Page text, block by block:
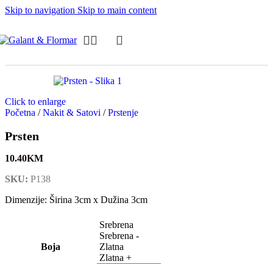
Skip to navigation Skip to main content
Click to enlarge
Početna / Nakit & Satovi / Prstenje
Prsten
10.40KM
SKU: P138
Dimenzije: Širina 3cm x Dužina 3cm
Boja
Srebrena
Srebrena -
Zlatna
Zlatna +